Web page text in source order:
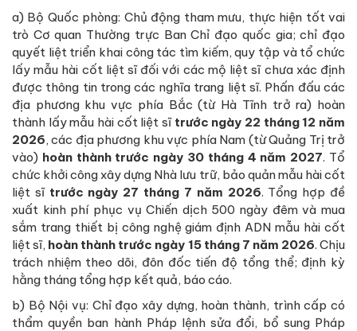
a) Bộ Quốc phòng: Chủ động tham mưu, thực hiện tốt vai
trò Cơ quan Thường trực Ban Chỉ đạo quốc gia; chỉ đạo
quyết liệt triển khai công tác tìm kiếm, quy tập và tổ chức
lấy mẫu hài cốt liệt sĩ đối với các mộ liệt sĩ chưa xác định
được thông tin trong các nghĩa trang liệt sĩ. Phấn đấu các
địa phương khu vực phía Bắc (từ Hà Tĩnh trở ra) hoàn
thành lấy mẫu hài cốt liệt sĩ trước ngày 22 tháng 12 năm
2026, các địa phương khu vực phía Nam (từ Quảng Trị trở
vào) hoàn thành trước ngày 30 tháng 4 năm 2027. Tổ
chức khởi công xây dựng Nhà lưu trữ, bảo quản mẫu hài cốt
liệt sĩ trước ngày 27 tháng 7 năm 2026. Tổng hợp đề
xuất kinh phí phục vụ Chiến dịch 500 ngày đêm và mua
sắm trang thiết bị công nghệ giám định ADN mẫu hài cốt
liệt sĩ, hoàn thành trước ngày 15 tháng 7 năm 2026. Chịu
trách nhiệm theo dõi, đôn đốc tiến độ tổng thể; định kỳ
hằng tháng tổng hợp kết quả, báo cáo.
b) Bộ Nội vụ: Chỉ đạo xây dựng, hoàn thành, trình cấp có
thẩm quyền ban hành Pháp lệnh sửa đổi, bổ sung Pháp